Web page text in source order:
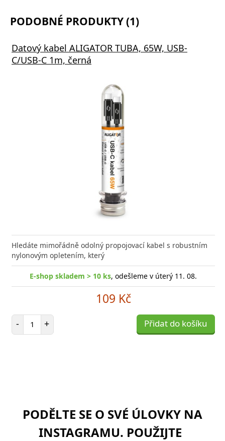
PODOBNÉ PRODUKTY (1)
Datový kabel ALIGATOR TUBA, 65W, USB-
C/USB-C 1m, černá
Hledáte mimořádně odolný propojovací kabel s robustním
nylonovým opletením, který
E-shop skladem > 10 ks, odešleme v úterý 11. 08.
109 Kč
- Počet položek
+ Přidat do košíku
PODĚLTE SE O SVÉ ÚLOVKY NA
INSTAGRAMU. POUŽIJTE